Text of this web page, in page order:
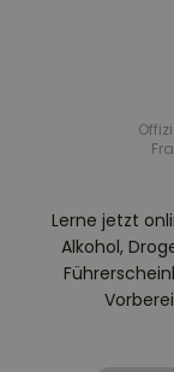
Lerne jetzt
Alkohol,